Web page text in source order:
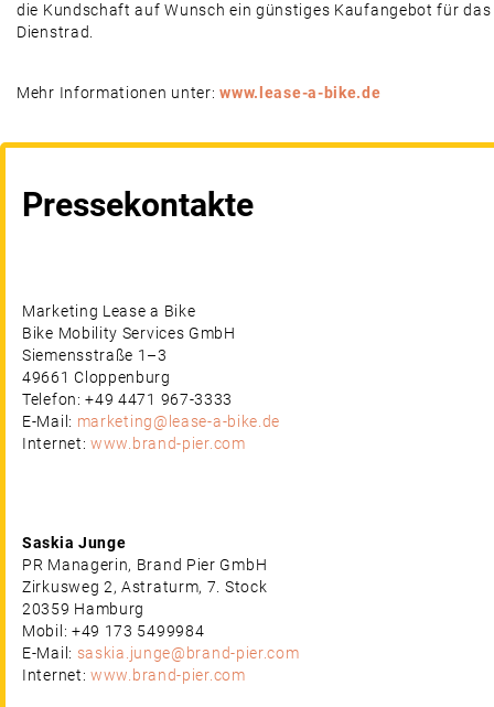
die Kundschaft auf Wunsch ein günstiges Kaufangebot für das
Dienstrad.
Mehr Informationen unter:www.lease-a-bike.de
Pressekontakte
Marketing Lease a Bike
Bike Mobility Services GmbH
Siemensstraße 1–3
49661 Cloppenburg
Telefon: +49 4471 967-3333
E-Mail: marketing@lease-a-bike.de
Internet:www.brand-pier.com
Saskia Junge
PR Managerin, Brand Pier GmbH
Zirkusweg 2, Astraturm, 7. Stock
20359 Hamburg
Mobil: +49 173 5499984
E-Mail: saskia.junge@brand-pier.com
Internet:www.brand-pier.com